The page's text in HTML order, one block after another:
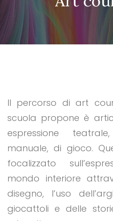
Il percorso di art
scuola propone è
espressione
manuale, di gioco.
focalizzato
mondo interiore
disegno, l’uso
giocattoli e delle